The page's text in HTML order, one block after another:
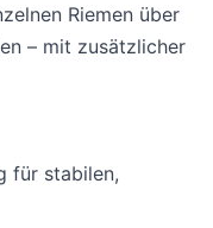
Riemen über
– mit zusätzlicher
für stabilen,